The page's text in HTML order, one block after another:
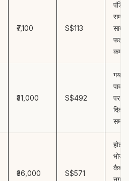
₹7,100 S$113
पंडित,
फल्गु
कर्म
₹31,000 S$492
गया
पावन
पर
₹36,000 S$571
होटल,
कैब,